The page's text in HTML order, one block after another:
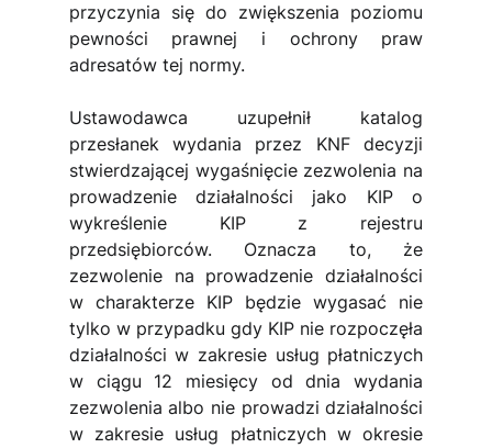
przyczynia się do zwiększenia poziomu
pewności prawnej i ochrony praw
adresatów tej normy.
Ustawodawca uzupełnił katalog
przesłanek wydania przez KNF decyzji
stwierdzającej wygaśnięcie zezwolenia na
prowadzenie działalności jako KIP o
wykreślenie KIP z rejestru
przedsiębiorców. Oznacza to, że
zezwolenie na prowadzenie działalności
w charakterze KIP będzie wygasać nie
tylko w przypadku gdy KIP nie rozpoczęła
działalności w zakresie usług płatniczych
w ciągu 12 miesięcy od dnia wydania
zezwolenia albo nie prowadzi działalności
w zakresie usług płatniczych w okresie